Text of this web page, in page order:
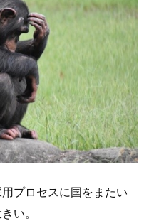
プロセスに国をまたい
い。